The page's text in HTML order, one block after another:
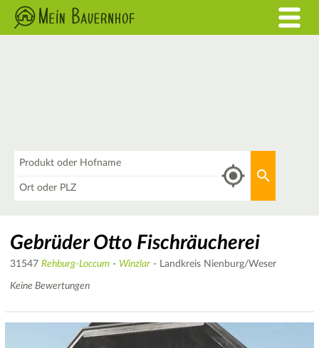
Gebrüder Otto Fischräucherei
31547 Rehburg-Loccum - Winzlar - Landkreis Nienburg/Weser
Keine Bewertungen